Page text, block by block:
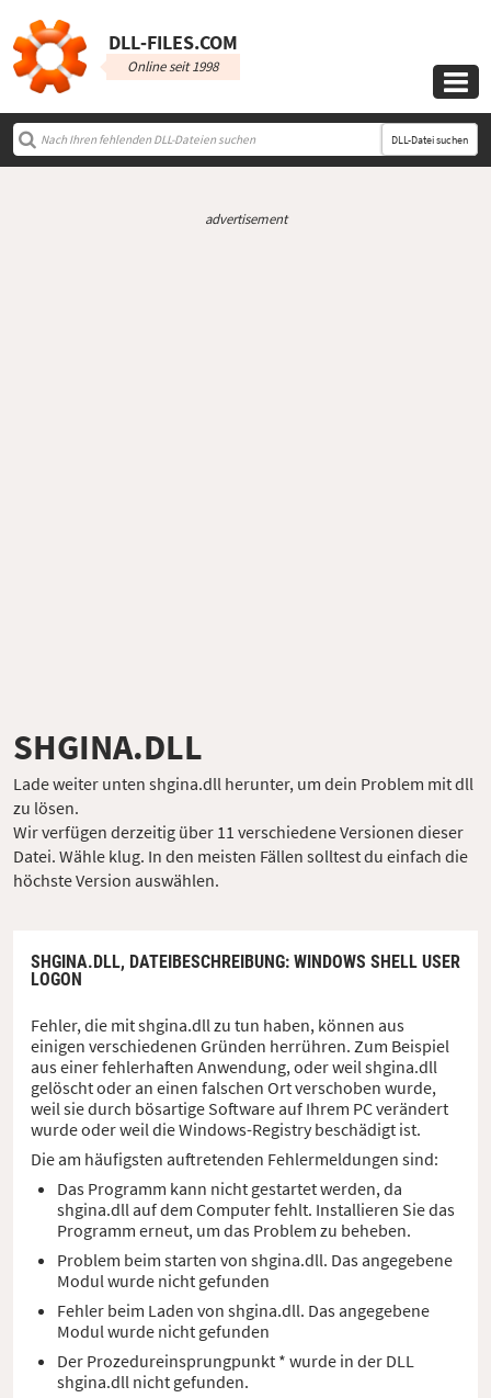
DLL‑FILES.COM
Online seit 1998

DLL-Datei suchen
advertisement
SHGINA.DLL
Lade weiter unten shgina.dll herunter, um dein Problem mit dll
zu lösen.
Wir verfügen derzeitig über 11 verschiedene Versionen dieser
Datei. Wähle klug. In den meisten Fällen solltest du einfach die
höchste Version auswählen.
SHGINA.DLL, DATEIBESCHREIBUNG: WINDOWS SHELL USER
LOGON
Fehler, die mit shgina.dll zu tun haben, können aus
einigen verschiedenen Gründen herrühren. Zum Beispiel
aus einer fehlerhaften Anwendung, oder weil shgina.dll
gelöscht oder an einen falschen Ort verschoben wurde,
weil sie durch bösartige Software auf Ihrem PC verändert
wurde oder weil die Windows-Registry beschädigt ist.
Die am häufigsten auftretenden Fehlermeldungen sind:
Das Programm kann nicht gestartet werden, da
shgina.dll auf dem Computer fehlt. Installieren Sie das
Programm erneut, um das Problem zu beheben.
Problem beim starten von shgina.dll. Das angegebene
Modul wurde nicht gefunden
Fehler beim Laden von shgina.dll. Das angegebene
Modul wurde nicht gefunden
Der Prozedureinsprungpunkt * wurde in der DLL
shgina.dll nicht gefunden.